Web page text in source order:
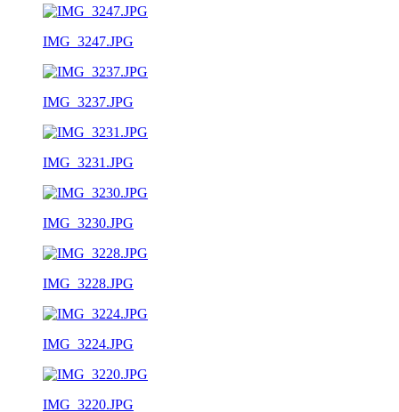
IMG_3247.JPG
IMG_3237.JPG
IMG_3231.JPG
IMG_3230.JPG
IMG_3228.JPG
IMG_3224.JPG
IMG_3220.JPG